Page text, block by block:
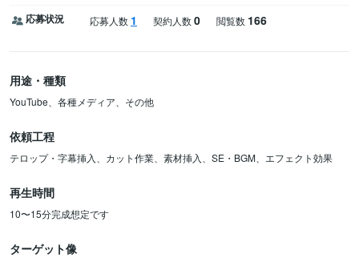
応募状況 応募人数 1 契約人数0 閲覧数 166
用途・種類
YouTube、各種メディア、その他
依頼工程
テロップ・字幕挿入、カット作業、素材挿入、SE・BGM、エフェクト効果
再生時間
10〜15分完成想定です
ターゲット像